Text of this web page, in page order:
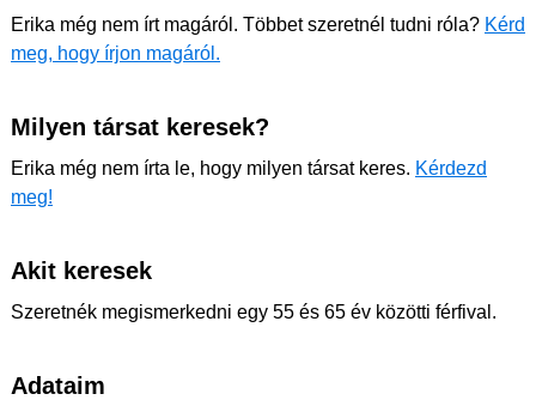
Erika még nem írt magáról. Többet szeretnél tudni róla? Kérd
meg, hogy írjon magáról.
Milyen társat keresek?
Erika még nem írta le, hogy milyen társat keres. Kérdezd
meg!
Akit keresek
Szeretnék megismerkedni egy 55 és 65 év közötti férfival.
Adataim